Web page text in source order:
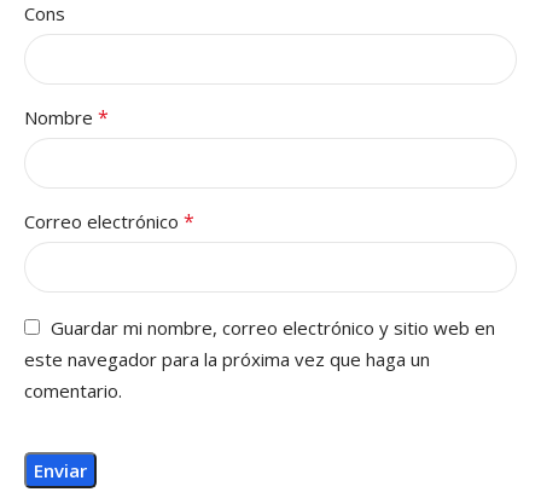
Cons
Nombre *
Correo electrónico *
Guardar mi nombre, correo electrónico y sitio web en
este navegador para la próxima vez que haga un
comentario.